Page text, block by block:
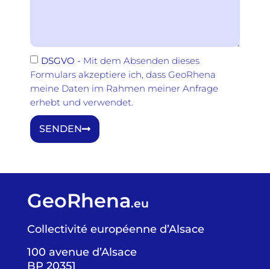
DSGVO - Mit dem Absenden dieses
Formulars akzeptiere ich, dass GeoRhena
meine Daten im Rahmen meiner Anfrage
erhebt und verwendet.
SENDEN
GeoRhena.eu
Collectivité européenne d’Alsace
100 avenue d’Alsace
BP 20351